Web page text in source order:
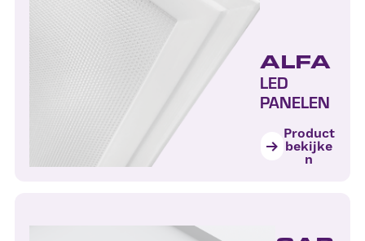
ALFA
LED
PANELEN
Product
bekijke
n